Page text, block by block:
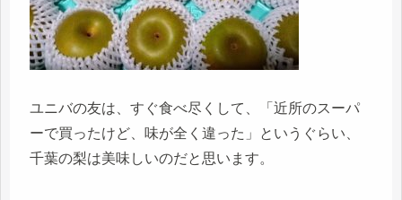
ユニバの友は、すぐ食べ尽くして、「近所のスーパ
ーで買ったけど、味が全く違った」というぐらい、
千葉の梨は美味しいのだと思います。